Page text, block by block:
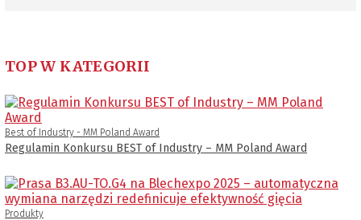
TOP W KATEGORII
Best of Industry - MM Poland Award
Regulamin Konkursu BEST of Industry – MM Poland Award
Produkty